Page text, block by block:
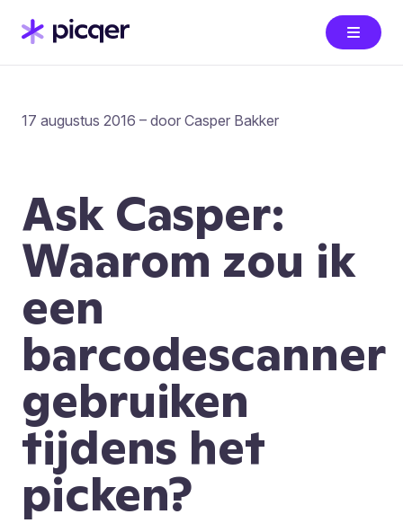
17 augustus 2016 – door Casper Bakker
Ask Casper:
Waarom zou ik
een
barcodescanner
gebruiken
tijdens het
picken?